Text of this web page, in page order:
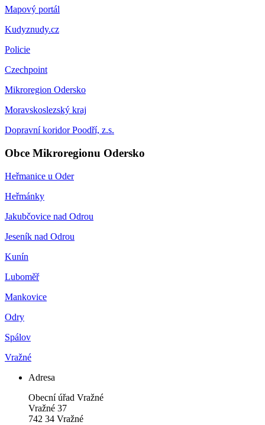
Mapový portál
Kudyznudy.cz
Policie
Czechpoint
Mikroregion Odersko
Moravskoslezský kraj
Dopravní koridor Poodří, z.s.
Obce Mikroregionu Odersko
Heřmanice u Oder
Heřmánky
Jakubčovice nad Odrou
Jeseník nad Odrou
Kunín
Luboměř
Mankovice
Odry
Spálov
Vražné
Adresa
Obecní úřad Vražné
Vražné 37
742 34 Vražné